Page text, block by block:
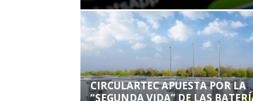
CIRCULARTEC APUESTA POR LA
“SEGUNDA VIDA” DE LAS